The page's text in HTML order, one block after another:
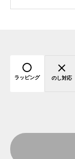
ラッピング のし対応